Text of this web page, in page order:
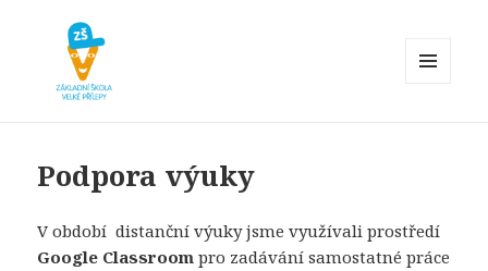
Podpora výuky
V období distanční výuky jsme využívali prostředí
Google Classroom pro zadávání samostatné práce